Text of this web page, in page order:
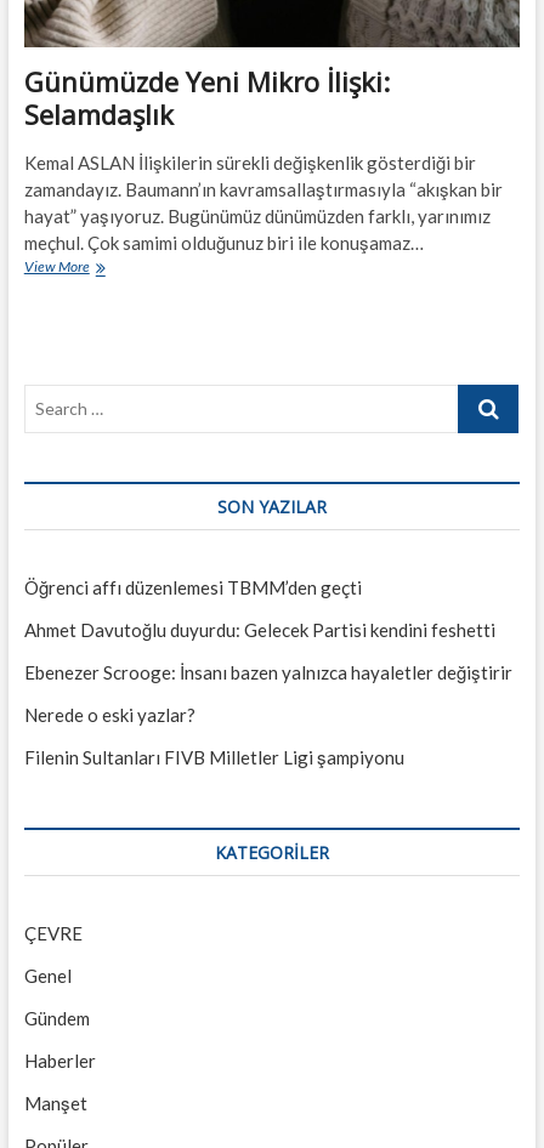
Günümüzde Yeni Mikro İlişki:
Selamdaşlık
Kemal ASLAN İlişkilerin sürekli değişkenlik gösterdiği bir
zamandayız. Baumann’ın kavramsallaştırmasıyla “akışkan bir
hayat” yaşıyoruz. Bugünümüz dünümüzden farklı, yarınımız
meçhul. Çok samimi olduğunuz biri ile konuşamaz…
View MoreGünümüzde
Search
SON YAZILAR
Öğrenci affı düzenlemesi TBMM’den geçti
Ahmet Davutoğlu duyurdu: Gelecek Partisi kendini feshetti
Ebenezer Scrooge: İnsanı bazen yalnızca hayaletler değiştirir
Nerede o eski yazlar?
Filenin Sultanları FIVB Milletler Ligi şampiyonu
KATEGORILER
ÇEVRE
Genel
Gündem
Haberler
Manşet